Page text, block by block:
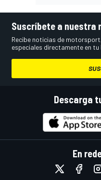
Suscríbete a nuestra
Recibe noticias de
especiales directamente en
Descarga
En